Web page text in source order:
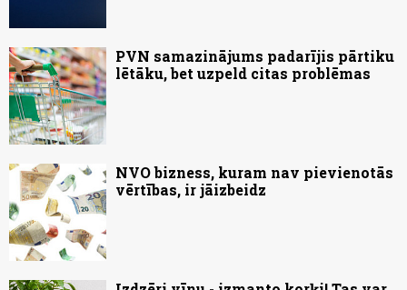
PVN samazinājums padarījis pārtiku
lētāku, bet uzpeld citas problēmas
NVO bizness, kuram nav pievienotās
vērtības, ir jāizbeidz